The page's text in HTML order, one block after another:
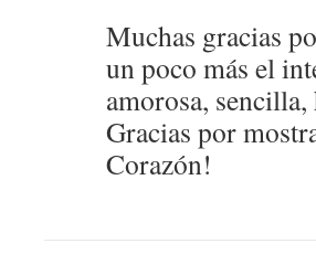
Muchas gracias
un poco más el
amorosa,
Gracias por
Corazón!